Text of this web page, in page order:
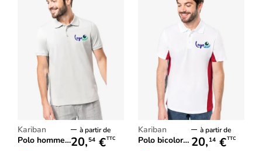
Kariban
Polo homme manches courtes MIKE KARIBAN
à partir de
20,54 €TTC
Kariban
Polo bicolore FLAG Kariban
à partir de
20, 14 €TTC